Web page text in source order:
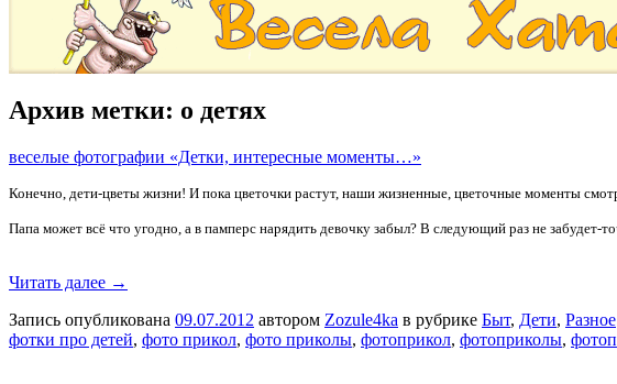
Архив метки: о детях
веселые фотографии «Детки, интересные моменты…»
Конечно, дети-цветы жизни! И пока цветочки растут, наши жизненные, цветочные моменты
Папа может всё что угодно, а в памперс нарядить девочку забыл? В следующий раз не забудет-
Читать далее →
Запись опубликована 09.07.2012 автором Zozule4ka в рубрике Быт, Дети, Разное
фотки про детей, фото прикол, фото приколы, фотоприкол, фотоприколы,